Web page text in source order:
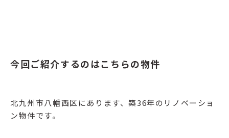
今回ご紹介するのはこちらの物件
北九州市八幡西区にあります、築36年のリノベーショ
ン物件です。